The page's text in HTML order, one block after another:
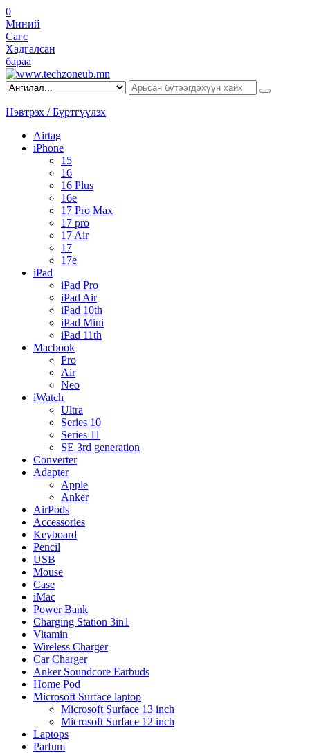
0
Миний
Сагс
Хадгалсан
бараа
Нэвтрэх / Бүртгүүлэх
Airtag
iPhone
15
16
16 Plus
16e
17 Pro Max
17 pro
17 Air
17
17e
iPad
iPad Pro
iPad Air
iPad 10th
iPad Mini
iPad 11th
Macbook
Pro
Air
Neo
iWatch
Ultra
Series 10
Series 11
SE 3rd generation
Converter
Adapter
Apple
Anker
AirPods
Accessories
Keyboard
Pencil
USB
Mouse
Case
iMac
Power Bank
Charging Station 3in1
Vitamin
Wireless Charger
Car Charger
Anker Soundcore Earbuds
Home Pod
Microsoft Surface laptop
Microsoft Surface 13 inch
Microsoft Surface 12 inch
Laptops
Parfum